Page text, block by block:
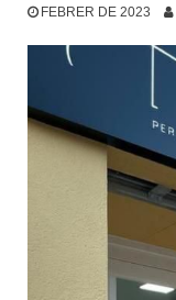
FEBRER DE 2023